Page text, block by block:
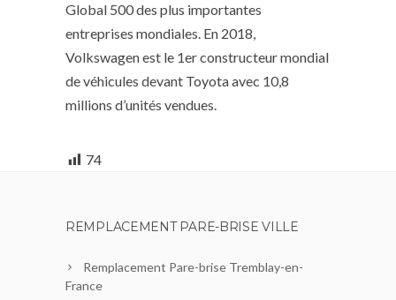
Global 500 des plus importantes
entreprises mondiales. En 2018,
Volkswagen est le 1er constructeur mondial
de véhicules devant Toyota avec 10,8
millions d’unités vendues.
74
REMPLACEMENT PARE-BRISE VILLE
Remplacement Pare-brise Tremblay-en-
France